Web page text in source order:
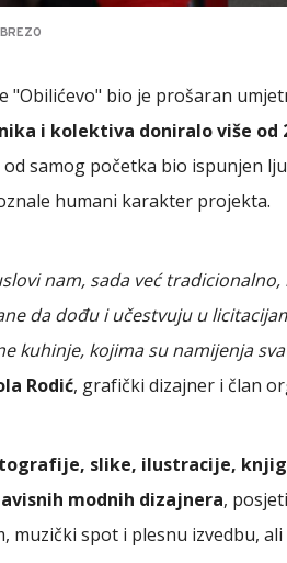
"Obilićevo" bio je prošaran
i kolektiva doniralo više od
samog početka bio ispunjen
humani karakter projekta.
nam, sada već
da dođu i učestvuju u
kuhinje, kojima su namijenja
Rodić, grafički dizajner i član
slike, ilustracije,
modnih dizajnera,
muzički spot i plesnu izvedbu,